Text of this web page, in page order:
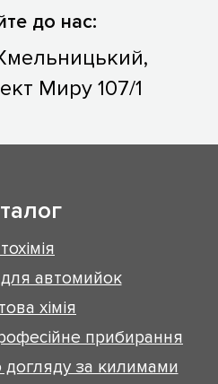
до нас:
Миру 107/1
автомийок
хімія
прибирання
за килимами